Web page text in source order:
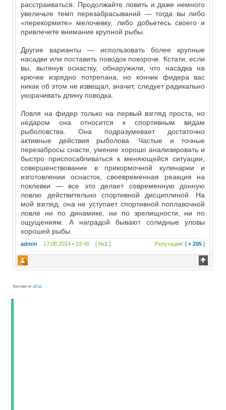
расстраиваться. Продолжайте ловить и даже немного
увеличьте темп перезабрасываний — тогда вы либо
«перекормите» мелочевку, либо добьетесь своего и
привлечете внимание крупной рыбы.
Другие варианты — использовать более крупные
насадки или поставить поводок покороче. Кстати, если
вы, вытянув оснастку, обнаружили, что насадка на
крючке изрядно потрепана, но кончик фидера вас
никак об этом не извещал, значит, следует радикально
укорачивать длину поводка.
Ловля на фидер только на первый взгляд проста, но
недаром она относится к спортивным видам
рыболовства. Она подразумевает достаточно
активные действия рыболова. Частые и точные
перезабросы снасти, умение хорошо анализировать и
быстро приспосабливаться к меняющейся ситуации,
совершенствование в прикормочной кулинарии и
изготовлении оснасток, своевременная реакция на
поклевки — все это делает современную донную
ловлю действительно спортивной дисциплиной. На
мой взгляд, она не уступает спортивной поплавочной
ловле ни по динамике, ни по зрелищности, ни по
ощущениям. А наградой бывают солидные уловы
хорошей рыбы.
admin 17.08.2014 • 23:48 [ №1 ] Репутация: [+ 205 ]
Хостинг отuCoz